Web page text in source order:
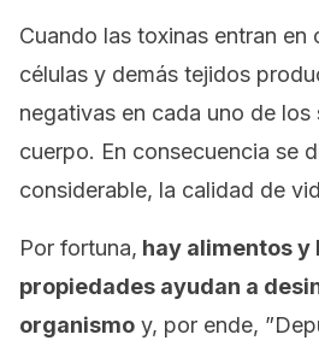
Cuando las toxinas entran
células y demás tejidos
negativas en cada uno de los
cuerpo. En consecuencia se
considerable, la calidad de
Por fortuna, hay alimentos y
propiedades ayudan a
organismo y, por ende,